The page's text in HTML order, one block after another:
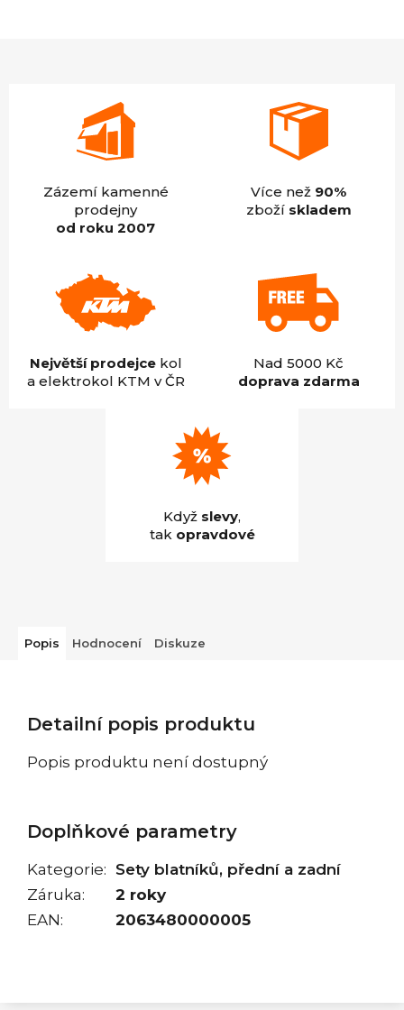
Zázemí kamenné
prodejny
od roku 2007
Více než 90%
zboží skladem
Největší prodejcekol
a elektrokol KTM v ČR
Nad 5000 Kč
doprava zdarma
Když slevy,
tak opravdové
Popis Hodnocení Diskuze
Detailní popis produktu
Popis produktu není dostupný
Doplňkové parametry
Kategorie: Sety blatníků, přední a zadní
Záruka:
2 roky
EAN: 2063480000005